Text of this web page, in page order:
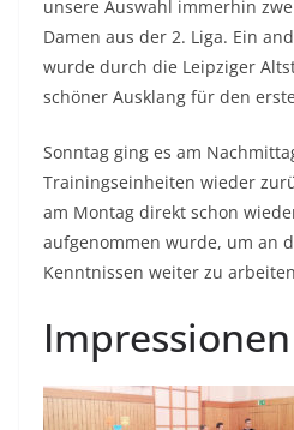
unsere Auswahl immerhin
Damen aus der 2. Liga. Ein
wurde durch die Leipziger
schöner Ausklang für den
Sonntag ging es am
Trainingseinheiten wieder
am Montag direkt schon
aufgenommen wurde, um an
Kenntnissen weiter zu
Impressionen